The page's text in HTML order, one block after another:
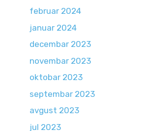
februar 2024
januar 2024
decembar 2023
novembar 2023
oktobar 2023
septembar 2023
avgust 2023
jul 2023